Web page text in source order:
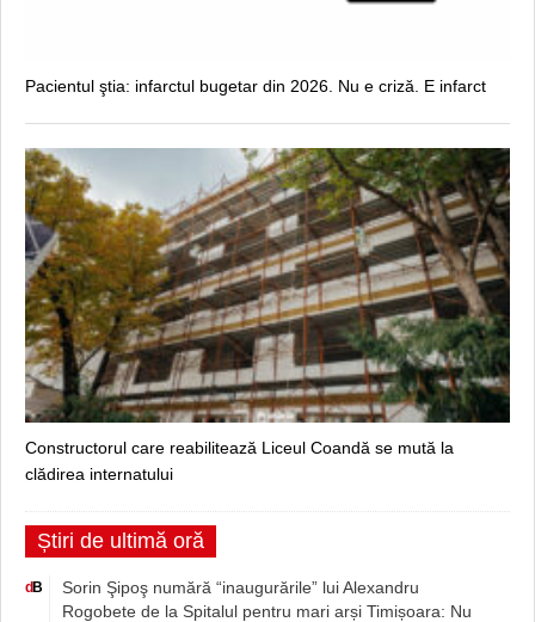
Pacientul ştia: infarctul bugetar din 2026. Nu e criză. E infarct
Constructorul care reabilitează Liceul Coandă se mută la
clădirea internatului
Știri de ultimă oră
dB
Sorin Şipoş numără “inaugurările” lui Alexandru
Rogobete de la Spitalul pentru mari arși Timișoara: Nu